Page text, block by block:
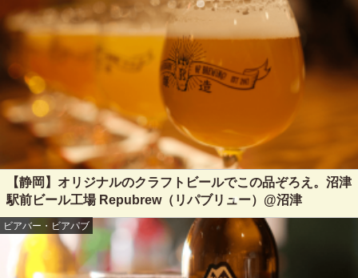
【静岡】オリジナルのクラフトビールでこの品ぞろえ。沼津
駅前ビール工場 Repubrew（リパブリュー）@沼津
ビアバー・ビアパブ